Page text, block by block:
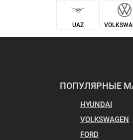
UAZ
ПОПУЛЯРНЫЕ
HYUNDAI
VOLKSWAGEN
FORD